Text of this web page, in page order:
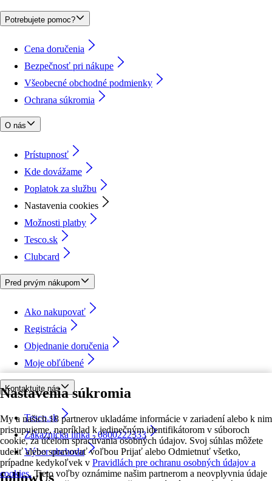
Nastavenia súkromia
My a našich 18 partnerov ukladáme informácie v zariadení alebo k nim
pristupujeme, napríklad k jedinečným identifikátorom v súboroch
cookie, za účelom spracúvania osobných údajov. Svoj súhlas môžete
udeliť alebo spravovať voľbou Prijať alebo Odmietnuť všetko,
prípadne kedykoľvek v Pravidlách pre ochranu osobných údajov a
cookies. Tieto voľby oznámime našim partnerom a neovplyvnia údaje
Potrebujete pomoc?
Cena doručenia
Bezpečnosť pri nákupe
Všeobecné obchodné podmienky
Ochrana súkromia
O nás
Prístupnosť
Kde dovážame
Poplatok za službu
Nastavenia cookies
Možnosti platby
Tesco.sk
Clubcard
Pred prvým nákupom
Ako nakupovať
Registrácia
Objednanie doručenia
Moje obľúbené
Kontaktujte nás
Tesco.sk
Zákaznícka linka - 0800222333
Výber obchodu
followUs